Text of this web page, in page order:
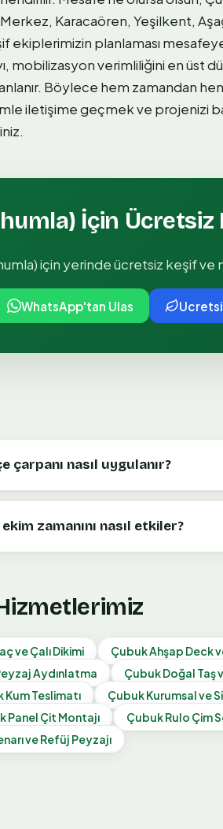
Karacaören, Yeşilkent,
planlaması
mobilizasyon verimliliğini en üst
Böylece hem zamandan
iletişime geçmek ve projenizi
İçin Ücretsiz
için yerinde ücretsiz keşif ve
WhatsApp'tan Ulas
nasıl uygulanır?
zamanını nasıl etkiler?
ve Çalı Dikimi ÇubukAhşap Deck
Aydınlatma ÇubukDoğal Taş
Kum Teslimatı ÇubukKurumsal ve
Panel Çit Montajı ÇubukRulo Çim
ve Refüj Peyzajı